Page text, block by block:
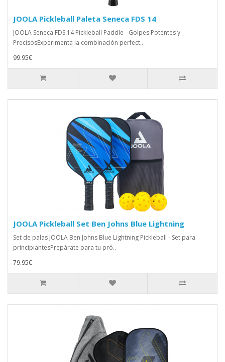
JOOLA Pickleball Paleta Seneca FDS 14
JOOLA Seneca FDS 14 Pickleball Paddle - Golpes Potentes y
PrecisosExperimenta la combinación perfect..
99.95€
JOOLA Pickleball Set Ben Johns Blue Lightning
Set de palas JOOLA Ben Johns Blue Lightning Pickleball - Set para
principiantesPrepárate para tu pró..
79.95€